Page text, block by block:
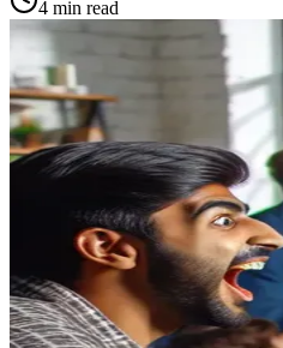
4 min read